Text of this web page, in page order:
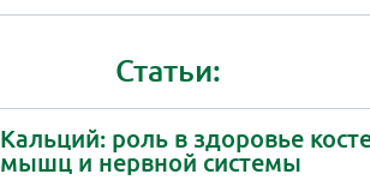
Статьи:
Кальций: роль в здоровье
мышц и нервной системы